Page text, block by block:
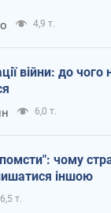
4,9 т.
війни: до чого
6,0 т.
чому
іншою
6,5 т.